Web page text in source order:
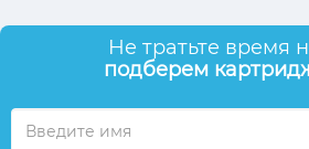
Не тратьте время
подберем